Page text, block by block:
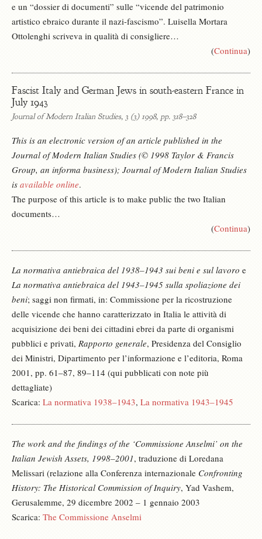
e un “dossier di documenti” sulle “vicende del patrimonio
artistico ebraico durante il nazi-fascismo”. Luisella Mortara
Ottolenghi scriveva in qualità di consigliere…
(Continua)
Fascist Italy and German Jews in south‐eastern France in
July 1943
Journal of Modern Italian Studies, 3 (3) 1998, pp. 318–328
This is an electronic version of an article published in the
Journal of Modern Italian Studies (© 1998 Taylor & Francis
Group, an informa business); Journal of Modern Italian Studies
is available online.
The purpose of this article is to make public the two Italian
documents…
(Continua)
La normativa antiebraica del 1938–1943 sui beni e sul lavoro e
La normativa antiebraica del 1943–1945 sulla spoliazione dei
beni; saggi non firmati, in: Commissione per la ricostruzione
delle vicende che hanno caratterizzato in Italia le attività di
acquisizione dei beni dei cittadini ebrei da parte di organismi
pubblici e privati, Rapporto generale, Presidenza del Consiglio
dei Ministri, Dipartimento per l’informazione e l’editoria, Roma
2001, pp. 61–87, 89–114 (qui pubblicati con note più
dettagliate)
Scarica: La normativa 1938–1943, La normativa 1943–1945
The work and the findings of the ‘Commissione Anselmi’ on the
Italian Jewish Assets, 1998–2001, traduzione di Loredana
Melissari (relazione alla Conferenza internazionale Confronting
History: The Historical Commission of Inquiry, Yad Vashem,
Gerusalemme, 29 dicembre 2002 – 1 gennaio 2003
Scarica: The Commissione Anselmi